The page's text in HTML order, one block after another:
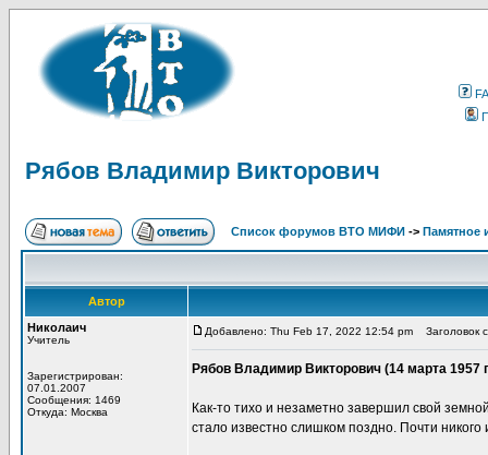
Рябов Владимир Викторович
Список форумов ВТО МИФИ -> Памятное
Автор
Николаич
Учитель
Зарегистрирован:
07.01.2007
Сообщения: 1469
Откуда: Москва
Добавлено: Thu Feb 17, 2022 12:54 pm Заголовок
Рябов Владимир Викторович (14 марта 1957
Как-то тихо и незаметно завершил свой
стало известно слишком поздно. Почти